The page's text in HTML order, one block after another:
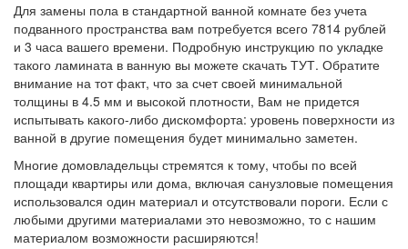
Для замены пола в стандартной ванной комнате без учета
подванного пространства вам потребуется всего 7814 рублей
и 3 часа вашего времени. Подробную инструкцию по укладке
такого ламината в ванную вы можете скачать ТУТ. Обратите
внимание на тот факт, что за счет своей минимальной
толщины в 4.5 мм и высокой плотности, Вам не придется
испытывать какого-либо дискомфорта: уровень поверхности из
ванной в другие помещения будет минимально заметен.
Многие домовладельцы стремятся к тому, чтобы по всей
площади квартиры или дома, включая санузловые помещения
использовался один материал и отсутствовали пороги. Если с
любыми другими материалами это невозможно, то с нашим
материалом возможности расширяются!